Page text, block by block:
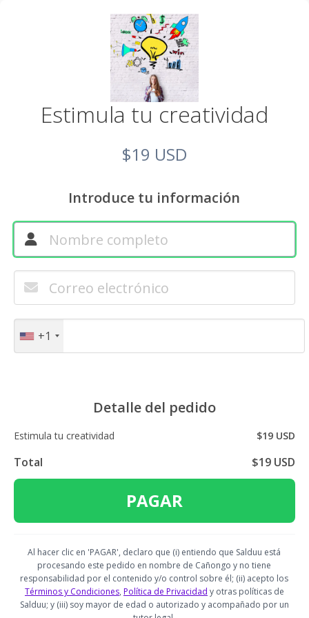
Estimula tu creatividad
$19 USD
Introduce tu información
+1
Detalle del pedido
Estimula tu creatividad $19 USD
Total $19 USD
PAGAR
Al hacer clic en 'PAGAR', declaro que (i) entiendo que Salduu está
procesando este pedido en nombre de Cañongo y no tiene
responsabilidad por el contenido y/o control sobre él; (ii) acepto los
Términos y Condiciones, Política de Privacidad y otras políticas de
Salduu; y (iii) soy mayor de edad o autorizado y acompañado por un